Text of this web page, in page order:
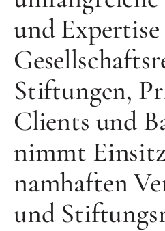
und
Stiftungen,
Clients und
nimmt
namhaften
und